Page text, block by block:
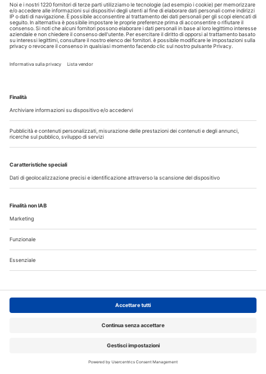
Scopri il nuovo numero
La CAO richiama i direttori sanitari agli obblighi di
Terapia canalare in una o più sedute: cosa dice oggi
l’evidenza scientifica?
Fumo e sigarette elettroniche: le conseguenze per la salute